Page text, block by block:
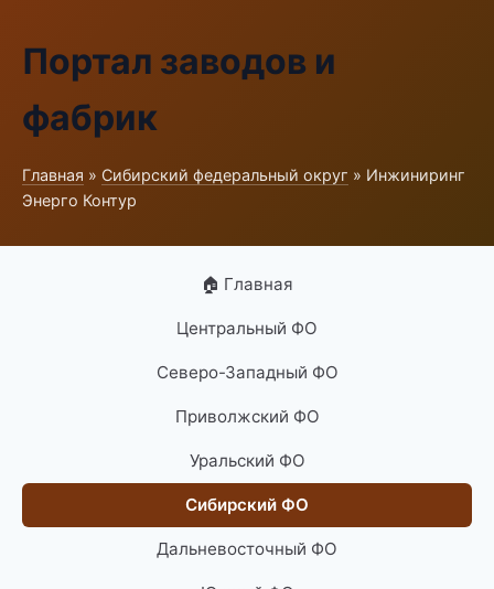
Портал заводов и
фабрик
Главная » Сибирский федеральный округ » Инжиниринг
Энерго Контур
🏠 Главная
Центральный ФО
Северо-Западный ФО
Приволжский ФО
Уральский ФО
Сибирский ФО
Дальневосточный ФО